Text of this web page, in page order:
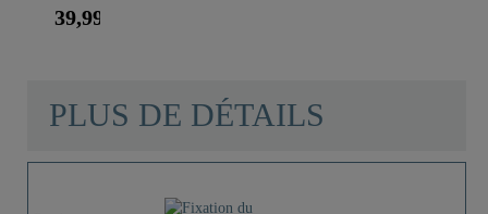
39,99 €
PLUS DE DÉTAILS